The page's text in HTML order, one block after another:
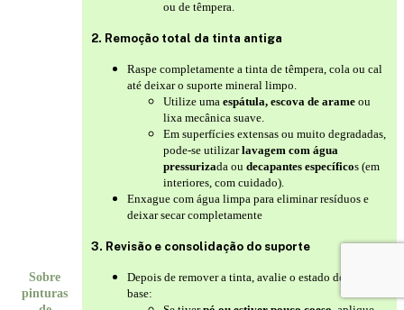
Sobre
pinturas
ou de têmpera.
2. Remoção total da tinta antiga
Raspe completamente a tinta de têmpera, cola ou cal
até deixar o suporte mineral limpo.
Utilize uma espátula, escova de arame ou
lixa mecânica suave.
Em superfícies extensas ou muito degradadas,
pode-se utilizarlavagem com água
pressurizada ou decapantes específicos (em
interiores, com cuidado).
Enxague com água limpa para eliminar resíduos e
deixar secar completamente
3. Revisão e consolidação do suporte
Depois de remover a tinta, avalie o estado do suporte
base: